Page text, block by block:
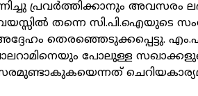
പ്രവര്‍ത്തിക്കാനും അവസരം
തന്നെ സി.പി.ഐയുടെ
അദ്ദേഹം തെരഞ്ഞെടുക്കപ്പെട്ടു.
പോലുള്ള